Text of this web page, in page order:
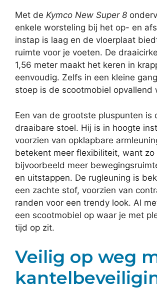
Met de Kymco New Super 8
enkele worsteling bij het op- en
instap is laag en de vloerplaat
ruimte voor je voeten. De
1,56 meter maakt het keren in
eenvoudig. Zelfs in een kleine
stoep is de scootmobiel opvallend
Een van de grootste pluspunten is
draaibare stoel. Hij is in hoogte
voorzien van opklapbare
betekent meer flexibiliteit, want zo
bijvoorbeeld meer
en uitstappen. De rugleuning is
een zachte stof, voorzien van
randen voor een trendy look. Al
een scootmobiel op waar je met
tijd op zit.
Veilig op weg